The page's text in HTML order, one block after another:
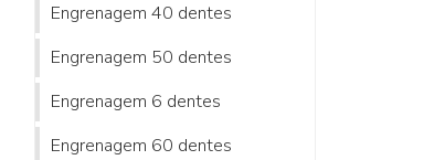
Engrenagem 40 dentes
Engrenagem 50 dentes
Engrenagem 6 dentes
Engrenagem 60 dentes